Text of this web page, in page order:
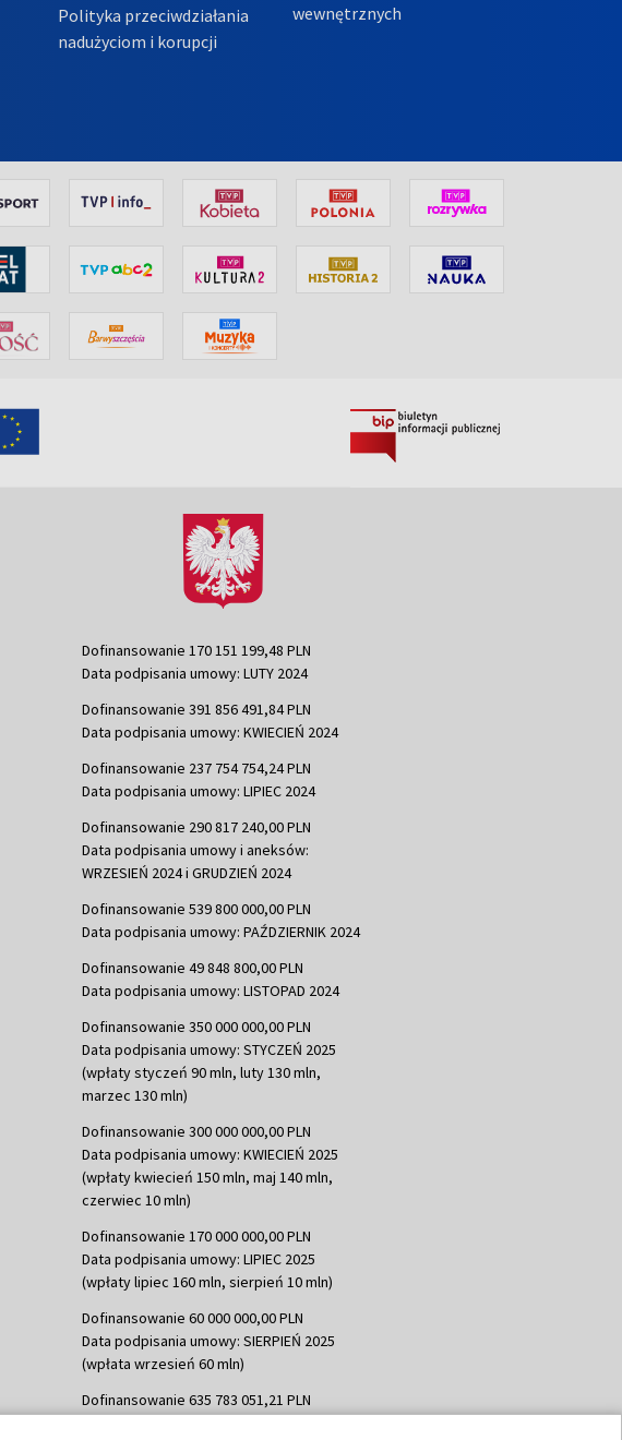
Polityka przeciwdziałania
nadużyciom i korupcji
wewnętrznych
Dofinansowanie 170 151 199,48 PLN
Data podpisania umowy: LUTY 2024
Dofinansowanie 391 856 491,84 PLN
Data podpisania umowy: KWIECIEŃ 2024
Dofinansowanie 237 754 754,24 PLN
Data podpisania umowy: LIPIEC 2024
Dofinansowanie 290 817 240,00 PLN
Data podpisania umowy i aneksów:
WRZESIEŃ 2024 i GRUDZIEŃ 2024
Dofinansowanie 539 800 000,00 PLN
Data podpisania umowy: PAŹDZIERNIK 2024
Dofinansowanie 49 848 800,00 PLN
Data podpisania umowy: LISTOPAD 2024
Dofinansowanie 350 000 000,00 PLN
Data podpisania umowy: STYCZEŃ 2025
(wpłaty styczeń 90 mln, luty 130 mln,
marzec 130 mln)
Dofinansowanie 300 000 000,00 PLN
Data podpisania umowy: KWIECIEŃ 2025
(wpłaty kwiecień 150 mln, maj 140 mln,
czerwiec 10 mln)
Dofinansowanie 170 000 000,00 PLN
Data podpisania umowy: LIPIEC 2025
(wpłaty lipiec 160 mln, sierpień 10 mln)
Dofinansowanie 60 000 000,00 PLN
Data podpisania umowy: SIERPIEŃ 2025
(wpłata wrzesień 60 mln)
Dofinansowanie 635 783 051,21 PLN